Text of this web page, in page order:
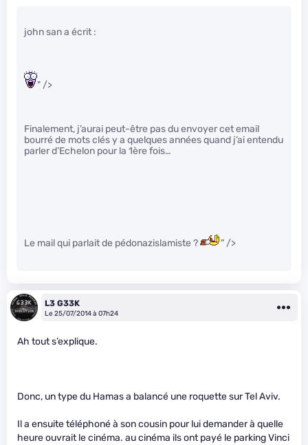
john san a écrit :
" />
Finalement, j’aurai peut-être pas du envoyer cet email
bourré de mots clés y a quelques années quand j’ai entendu
parler d’Echelon pour la 1ère fois…
Le mail qui parlait de pédonazislamiste ? " />
L3 G33K
Le 25/07/2014 à 07h24
Ah tout s’explique.
Donc, un type du Hamas a balancé une roquette sur Tel Aviv.
Il a ensuite téléphoné à son cousin pour lui demander à quelle
heure ouvrait le cinéma. au cinéma ils ont payé le parking Vinci